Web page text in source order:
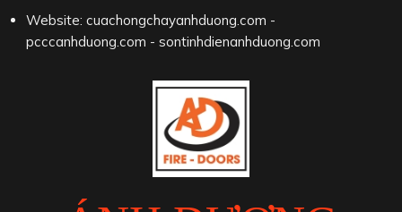
Website: cuachongchayanhduong.com -
pcccanhduong.com - sontinhdienanhduong.com